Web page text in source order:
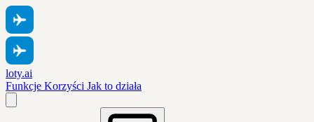
loty.ai
Funkcje Korzyści Jak to działa